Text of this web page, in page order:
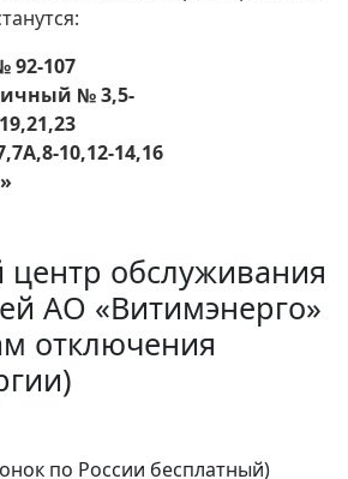
92-107
№ 3,5-
10,12-14,16
центр обслуживания
АО «Витимэнерго»
отключения
по России бесплатный)